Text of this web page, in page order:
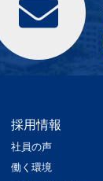
採用情報
社員の声
働く環境